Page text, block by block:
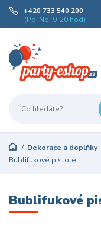
+420 733 540 200
(Po-Ne, 9-20 hod)
Dekorace a doplňky
Bublifukové pistole
Bublifukové